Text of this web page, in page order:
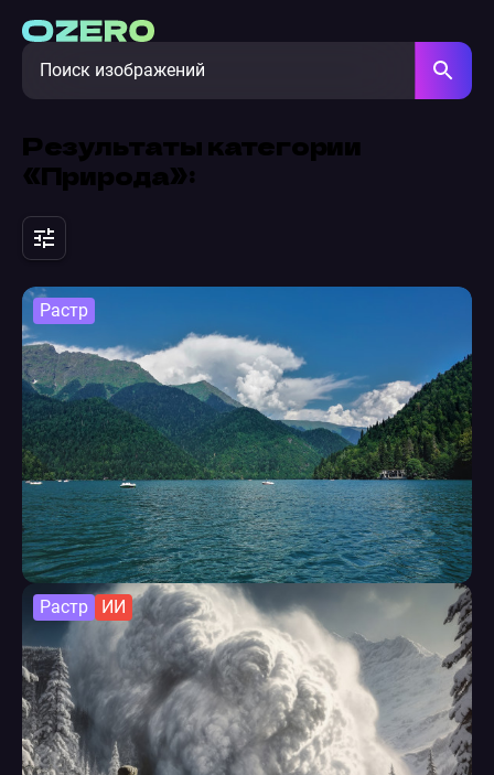
Результаты категории
«Природа»:
Растр
Растр ИИ